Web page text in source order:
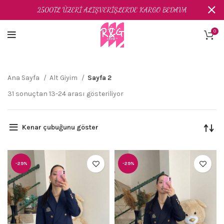
0
Ana Sayfa Alt Giyim
Sayfa 2
31 sonuçtan 13-24 arası gösteriliyor
Kenar çubuğunu göster
-29% -29%
2500TL ÜZERİ ALIŞVERİŞLERDE KARGO BEDAVA